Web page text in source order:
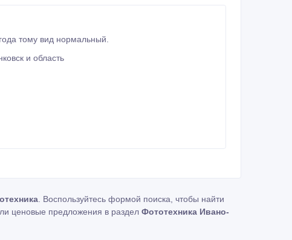
вместе с вспышкой за 3850 гривен куплен 2 года тому вид нормальный.
и область
. Воспользуйтесь формой поиска, чтобы найти
ценовые предложения в раздел Фототехника Ивано-